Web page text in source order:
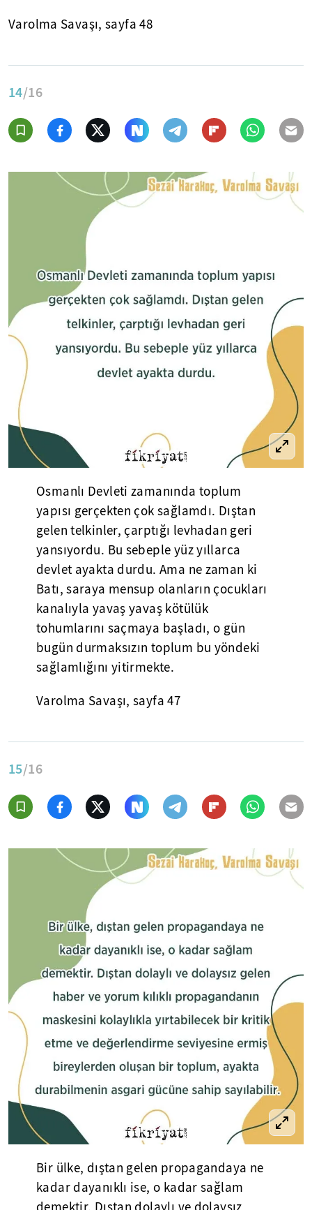
Varolma Savaşı, sayfa 48
14/16
Osmanlı Devleti zamanında toplum
yapısı gerçekten çok sağlamdı. Dıştan
gelen telkinler, çarptığı levhadan geri
yansıyordu. Bu sebeple yüz yıllarca
devlet ayakta durdu. Ama ne zaman ki
Batı, saraya mensup olanların çocukları
kanalıyla yavaş yavaş kötülük
tohumlarını saçmaya başladı, o gün
bugün durmaksızın toplum bu yöndeki
sağlamlığını yitirmekte.
Varolma Savaşı, sayfa 47
15/16
Bir ülke, dıştan gelen propagandaya ne
kadar dayanıklı ise, o kadar sağlam